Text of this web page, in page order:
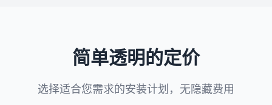
简单透明的定价
选择适合您需求的安装计划，无隐藏费用